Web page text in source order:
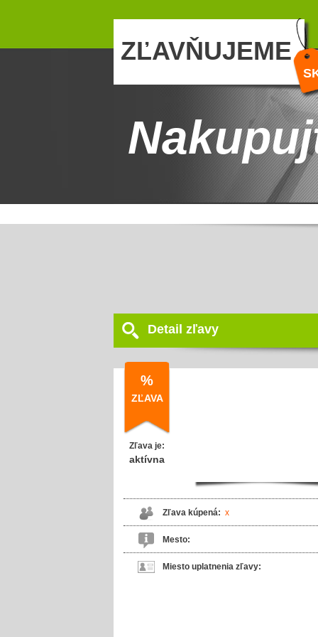
ZĽAVŇUJEME
Detail zľavy
%
ZĽAVA
Zľava je:
aktívna
Zľava kúpená: x
Mesto:
Miesto uplatnenia zľavy: